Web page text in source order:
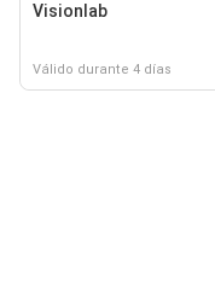
Visionlab
Válido durante 4 días